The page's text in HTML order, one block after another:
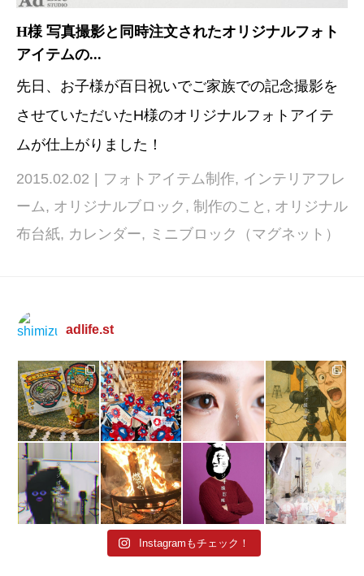
H様 写真撮影と同時注文されたオリジナルフォト
アイテムの...
先日、お子様が百日祝いでご家族での記念撮影を
させていただいたH様のオリジナルフォトアイテ
ムが仕上がりました！
2015.02.02 フォトアイテム制作, インテリアフレ
ーム, オリジナルブロック , 制作のこと , オリジナル
布台紙, カレンダー, ミニブロック（マグネット）
adlife.st
Instagramもチェック！